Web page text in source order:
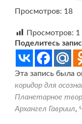
Просмотров: 18
Просмотров: 1
Поделитесь
Эта запись была
коридор для
Планетарное
Архангел Гавриил,